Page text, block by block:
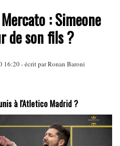
: Simeone
de son fils ?
16:20 - écrit parRonan Baroni
à l'Atletico Madrid ?